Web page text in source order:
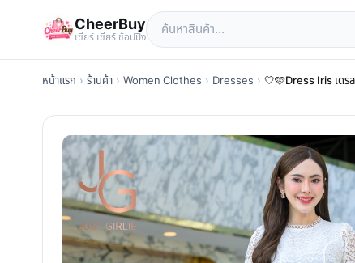
CheerBuy
เซียร์ เซียร์ ช้อปปิ้ง
หน้าแรก › ร้านค้า › Women Clothes › Dresses › 🤍🩷Dress Iris เดร